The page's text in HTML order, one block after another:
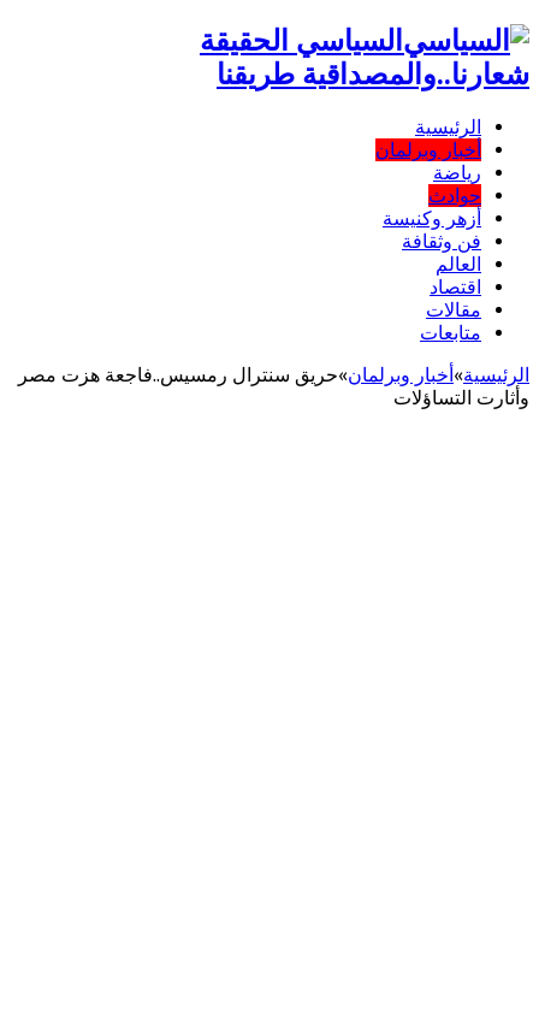
السياسي الحقيقة
شعارنا..والمصداقية طريقنا
الرئيسية
أخبار وبرلمان
رياضة
حوادث
أزهر وكنيسة
فن وثقافة
العالم
اقتصاد
مقالات
متابعات
الرئيسية»أخبار وبرلمان»حريق سنترال رمسيس..فاجعة هزت مصر
وأثارت التساؤلات